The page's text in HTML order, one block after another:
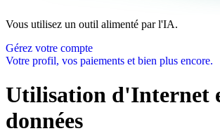
Vous utilisez un outil alimenté par l'IA.
Gérez votre compte
Votre profil, vos paiements et bien plus encore.
Utilisation d'Internet
données